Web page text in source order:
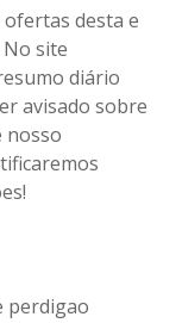
ofertas desta e
site
diário
avisado sobre
nosso
perdigao